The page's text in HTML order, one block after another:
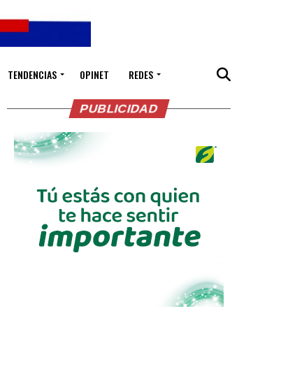
TENDENCIAS OPINET REDES
PUBLICIDAD